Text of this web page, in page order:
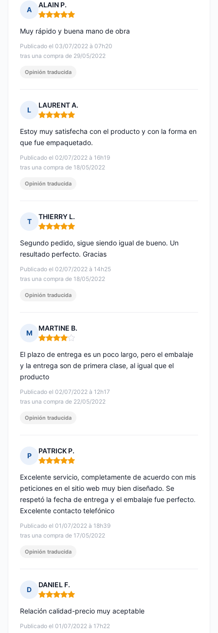
A
ALAIN P.
Nota: 5 de 5
Publicado el 03/07/2022 à 07h20
tras una compra de 29/05/2022
Muy rápido y buena mano de obra
Opinión traducida
L
LAURENT A.
Nota: 5 de 5
Publicado el 02/07/2022 à 16h19
tras una compra de 18/05/2022
Estoy muy satisfecha con el producto y con la forma en
que fue empaquetado.
Opinión traducida
T
THIERRY L.
Nota: 5 de 5
Publicado el 02/07/2022 à 14h25
tras una compra de 18/05/2022
Segundo pedido, sigue siendo igual de bueno. Un
resultado perfecto. Gracias
Opinión traducida
M
MARTINE B.
Nota: 4 de 5
Publicado el 02/07/2022 à 12h17
tras una compra de 22/05/2022
El plazo de entrega es un poco largo, pero el embalaje
y la entrega son de primera clase, al igual que el
producto
Opinión traducida
P
PATRICK P.
Nota: 5 de 5
Publicado el 01/07/2022 à 18h39
tras una compra de 17/05/2022
Excelente servicio, completamente de acuerdo con mis
peticiones en el sitio web muy bien diseñado. Se
respetó la fecha de entrega y el embalaje fue perfecto.
Excelente contacto telefónico
Opinión traducida
D
DANIEL F.
Nota: 5 de 5
Publicado el 01/07/2022 à 17h22
Relación calidad-precio muy aceptable